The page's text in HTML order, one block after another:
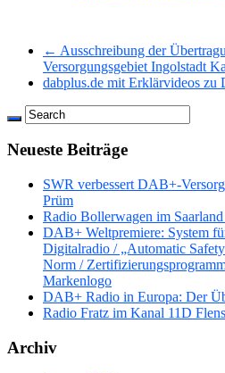
← Ausschreibung der
Versorgungsgebiet Ingolstadt
dabplus.de mit Erklärvideos
Neueste Beiträge
SWR verbessert DAB+-
Prüm
Radio Bollerwagen im
DAB+ Weltpremiere: System
Digitalradio / „Automatic
Norm /
Markenlogo
DAB+ Radio in Europa: Der
Radio Fratz im Kanal 11D
Archiv